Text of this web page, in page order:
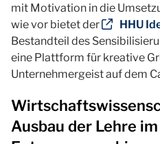
mit Motivation in die
wie vor bietet der
HHU
Bestandteil des
eine Plattform für kreative
Unternehmergeist auf dem
Ausbau der Lehre